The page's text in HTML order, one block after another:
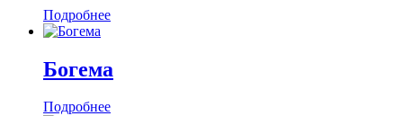
Подробнее
Богема
Подробнее